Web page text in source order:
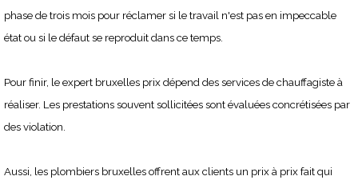
phase de trois mois pour réclamer si le travail n'est pas en impeccable
état ou si le défaut se reproduit dans ce temps.
Pour finir, le expert bruxelles prix dépend des services de chauffagiste à
réaliser. Les prestations souvent sollicitées sont évaluées concrétisées par
des violation.
Aussi, les plombiers bruxelles offrent aux clients un prix à prix fait qui